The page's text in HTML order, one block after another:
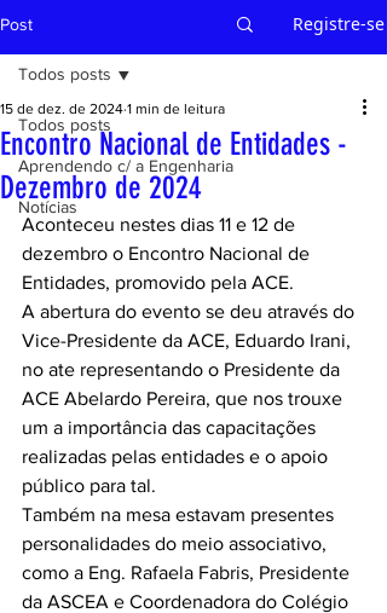
Post Registre-se
Todos posts
Aprendendo c/ a Engenharia
Notícias
Todos posts
Encontro Nacional de Entidades -
Dezembro de 2024
15 de dez. de 2024 1 min de leitura
Aconteceu nestes dias 11 e 12 de
dezembro o Encontro Nacional de
Entidades, promovido pela ACE.
A abertura do evento se deu através do
Vice-Presidente da ACE, Eduardo Irani,
no ate representando o Presidente da
ACE Abelardo Pereira, que nos trouxe
um a importância das capacitações
realizadas pelas entidades e o apoio
público para tal.
Também na mesa estavam presentes
personalidades do meio associativo,
como a Eng. Rafaela Fabris, Presidente
da ASCEA e Coordenadora do Colégio